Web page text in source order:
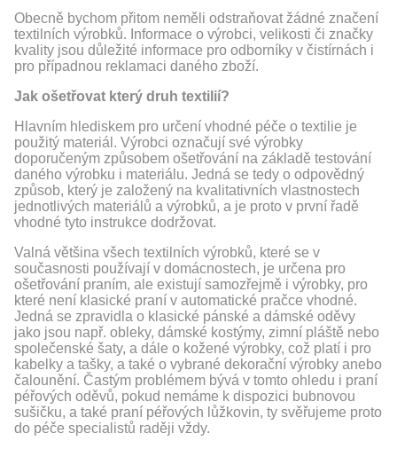
Obecně bychom přitom neměli odstraňovat žádné značení
textilních výrobků. Informace o výrobci, velikosti či značky
kvality jsou důležité informace pro odborníky v čistírnách i
pro případnou reklamaci daného zboží.
Jak ošetřovat který druh textilií?
Hlavním hlediskem pro určení vhodné péče o textilie je
použitý materiál. Výrobci označují své výrobky
doporučeným způsobem ošetřování na základě testování
daného výrobku i materiálu. Jedná se tedy o odpovědný
způsob, který je založený na kvalitativních vlastnostech
jednotlivých materiálů a výrobků, a je proto v první řadě
vhodné tyto instrukce dodržovat.
Valná většina všech textilních výrobků, které se v
současnosti používají v domácnostech, je určena pro
ošetřování praním, ale existují samozřejmě i výrobky, pro
které není klasické praní v automatické pračce vhodné.
Jedná se zpravidla o klasické pánské a dámské oděvy
jako jsou např. obleky, dámské kostýmy, zimní pláště nebo
společenské šaty, a dále o kožené výrobky, což platí i pro
kabelky a tašky, a také o vybrané dekorační výrobky anebo
čalounění. Častým problémem bývá v tomto ohledu i praní
péřových oděvů, pokud nemáme k dispozici bubnovou
sušičku, a také praní péřových lůžkovin, ty svěřujeme proto
do péče specialistů raději vždy.